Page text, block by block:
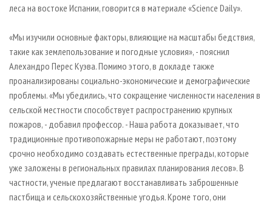
ИНСТРУМЕНТ И МАТЕРИАЛЫ
БИБЛИОТЕКА СПЕЦИАЛИСТА
леса на востоке Испании, говорится в материале «Science Daily».
«Мы изучили основные факторы, влияющие на масштабы бедствия,
такие как землепользование и погодные условия», - пояснил
Алехандро Перес Куэва. Помимо этого, в докладе также
проанализированы социально-экономические и демографические
проблемы. «Мы убедились, что сокращение численности населения в
сельской местности способствует распространению крупных
пожаров, - добавил профессор. - Наша работа доказывает, что
традиционные противопожарные меры не работают, поэтому
срочно необходимо создавать естественные преграды, которые
уже заложены в региональных правилах планирования лесов». В
частности, ученые предлагают восстанавливать заброшенные
пастбища и сельскохозяйственные угодья. Кроме того, они